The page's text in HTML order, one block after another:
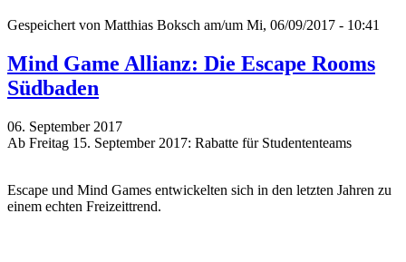
Gespeichert von Matthias Boksch am/um Mi, 06/09/2017 - 10:41
Mind Game Allianz: Die Escape Rooms
Südbaden
06. September 2017
Ab Freitag 15. September 2017: Rabatte für Studententeams
Escape und Mind Games entwickelten sich in den letzten Jahren zu
einem echten Freizeittrend.